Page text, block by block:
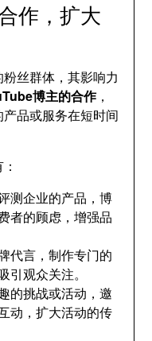
作，扩大
丝群体，其影响力
博主的合作，
品或服务在短时间
测企业的产品，博
者的顾虑，增强品
代言，制作专门的
观众关注。
的挑战或活动，邀
动，扩大活动的传